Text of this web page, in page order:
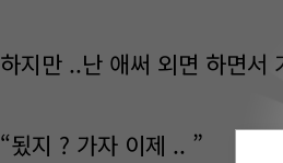
하지만 ..난 애써 외면 하면서
“됬지 ? 가자 이제 .. ”